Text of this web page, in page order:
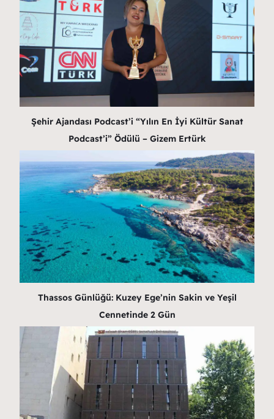
Şehir Ajandası Podcast’i “Yılın En İyi Kültür Sanat
Podcast’i” Ödülü – Gizem Ertürk
Thassos Günlüğü: Kuzey Ege’nin Sakin ve Yeşil
Cennetinde 2 Gün